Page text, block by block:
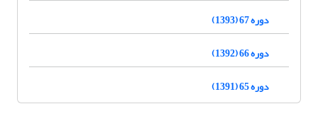
دوره 67 (1393)
دوره 66 (1392)
دوره 65 (1391)